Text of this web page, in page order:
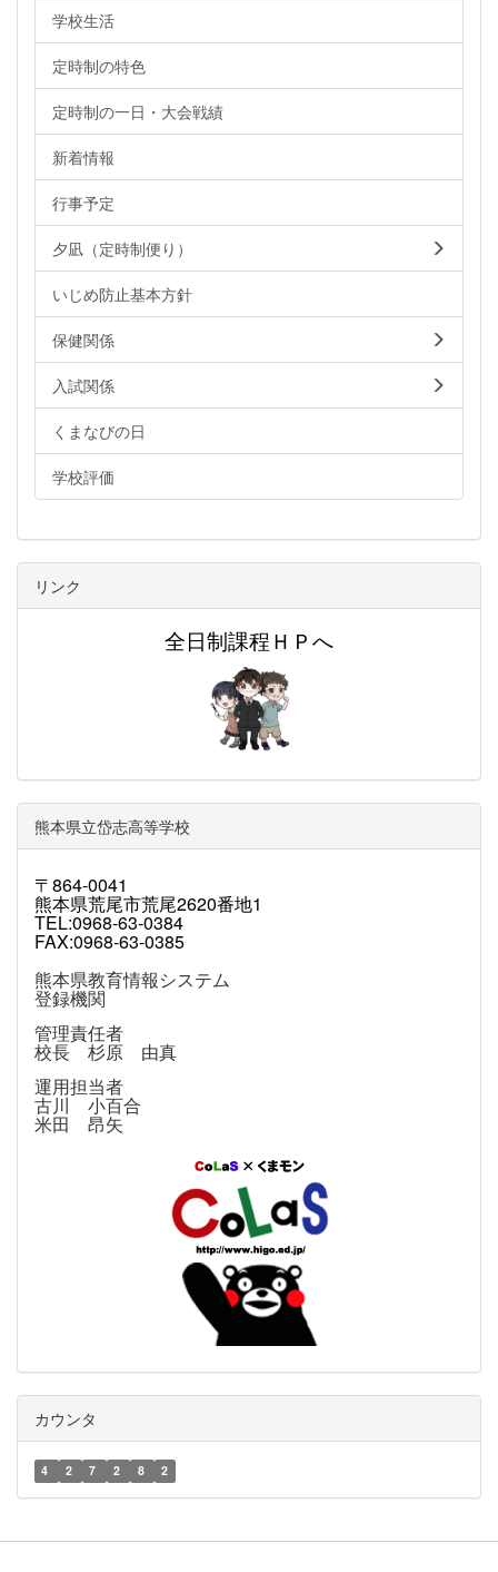
学校生活
定時制の特色
定時制の一日・大会戦績
新着情報
行事予定
夕凪（定時制便り）
いじめ防止基本方針
保健関係
入試関係
くまなびの日
学校評価
リンク
全日制課程ＨＰへ
熊本県立岱志高等学校
〒864-0041
熊本県荒尾市荒尾2620番地1
TEL:0968-63-0384
FAX:0968-63-0385
熊本県教育情報システム
登録機関
管理責任者
校長 杉原 由真
運用担当者
古川 小百合
米田 昂矢
カウンタ
4 2 7 2 8 2